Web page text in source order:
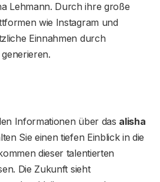
Lehmann. Durch ihre große
wie Instagram und
Einnahmen durch
Informationen über das alisha
Sie einen tiefen Einblick in die
dieser talentierten
Die Zukunft sieht